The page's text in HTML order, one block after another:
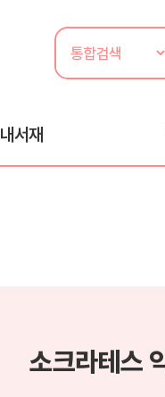
내서재
소크라테스